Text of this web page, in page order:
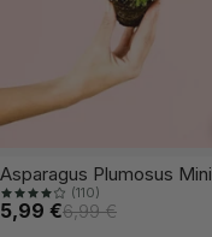
-14%
Asparagus Plumosus Mini
(110)
5,99 €6,99 €